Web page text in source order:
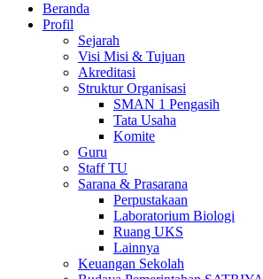
Beranda
Profil
Sejarah
Visi Misi & Tujuan
Akreditasi
Struktur Organisasi
SMAN 1 Pengasih
Tata Usaha
Komite
Guru
Staff TU
Sarana & Prasarana
Perpustakaan
Laboratorium Biologi
Ruang UKS
Lainnya
Keuangan Sekolah